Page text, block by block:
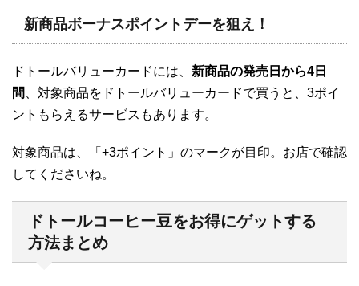
新商品ボーナスポイントデーを狙え！
ドトールバリューカードには、 新商品の発売日から4日
間
、対象商品をドトールバリューカードで買うと、3ポイ
ントもらえるサービスもあります。
対象商品は、「+3ポイント」のマークが目印。お店で確認
してくださいね。
ドトールコーヒー豆をお得にゲットする
方法まとめ